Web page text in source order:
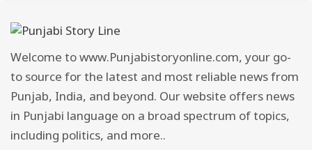
Welcome to www.Punjabistoryonline.com, your go-
to source for the latest and most reliable news from
Punjab, India, and beyond. Our website offers news
in Punjabi language on a broad spectrum of topics,
including politics, and more..